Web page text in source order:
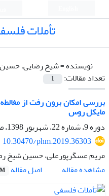
تأملات
نویسنده =شیخ رضایی، حسین
تعداد مقالات:
1
بررسی امکان برون رفت از
مایکل روس
دوره 9، شماره 22، شهریور 1398، صفحه
10.30470/phm.2019.36303
مریم عسگرپورعلی، حسین شیخ
مشاهده مقاله
اصل مقاله